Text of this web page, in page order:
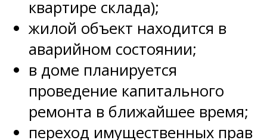
квартире склада);
жилой объект находится в
аварийном состоянии;
в доме планируется
проведение капитального
ремонта в ближайшее время;
переход имущественных прав